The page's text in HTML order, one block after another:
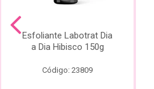
Esfoliante Labotrat Dia
a Dia Hibisco 150g
Código: 23809